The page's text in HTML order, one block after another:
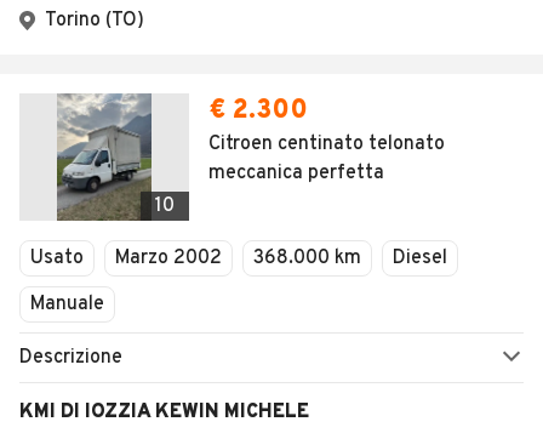
Torino (TO)
10
€ 2.300
Citroen centinato telonato
meccanica perfetta
Usato Marzo 2002 368.000 km
Diesel
Manuale
Descrizione
KMI DI IOZZIA KEWIN MICHELE